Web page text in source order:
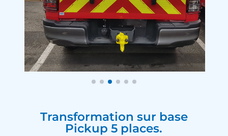
Transformation sur base
Pickup 5 places.